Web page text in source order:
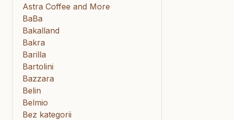
Astra Coffee and More
BaBa
Bakalland
Bakra
Barilla
Bartolini
Bazzara
Belin
Belmio
Bez kategorii